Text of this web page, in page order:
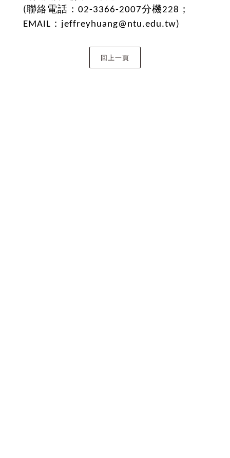
(聯絡電話： 02-3366-2007分機228 ；
EMAIL ： jeffreyhuang@ntu.edu.tw)